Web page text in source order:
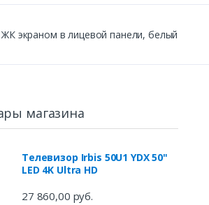
ЖК экраном в лицевой панели, белый
магазина
Телевизор Irbis 50U1 YDX 50"
LED 4K Ultra HD
27 860,00 руб.